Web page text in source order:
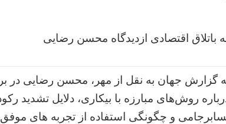
باتلاق اقتصادی ازدیدگاه محسن رضایی
گزارش جهان به نقل از مهر، محسن رضایی در
روش‌های مبارزه با بیکاری، دلایل تشدید
و چگونگی استفاده از تجربه های